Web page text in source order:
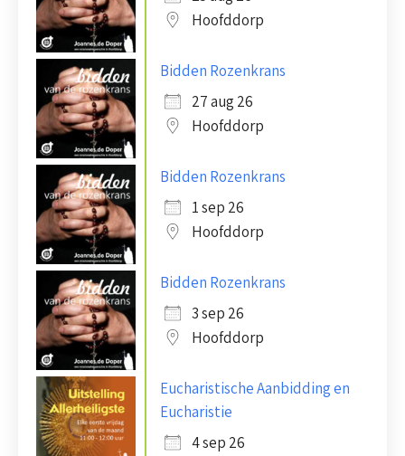
Hoofddorp
Bidden Rozenkrans
27 aug 26
Hoofddorp
Bidden Rozenkrans
1 sep 26
Hoofddorp
Bidden Rozenkrans
3 sep 26
Hoofddorp
Eucharistische Aanbidding en
Eucharistie
4 sep 26